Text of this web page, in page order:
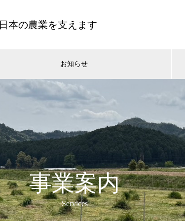
日本の農業を支えます
お知らせ
事業案内
Services